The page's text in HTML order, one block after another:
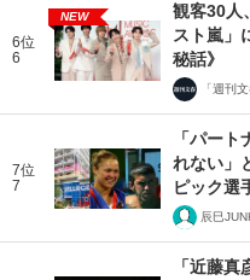
6位
6
NEW
観客30人
スト嵐」
秘話》
「週刊
7位
7
「パー
れない」
ピック選
辰巳
「近藤